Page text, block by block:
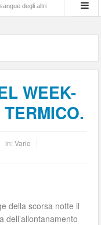
altri Lotta di classe…
WEEK-
in:Varie
della scorsa notte il
dell’allontanamento